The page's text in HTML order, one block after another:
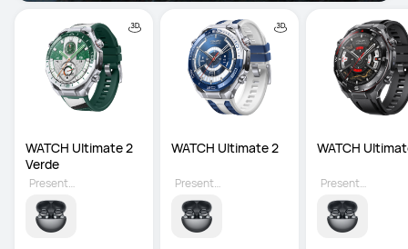
WATCH Ultimate 2
Verde
Presente grátis
WATCH Ultimate 2
Presente grátis
WATCH
Presente grátis